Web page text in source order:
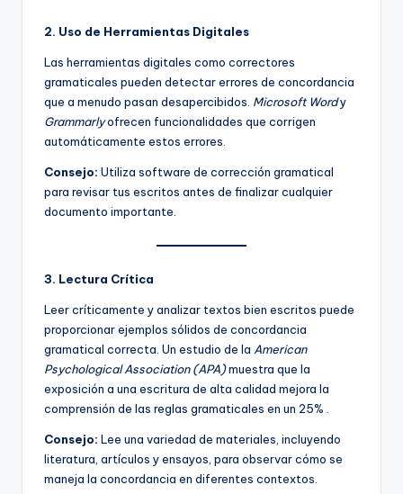
2. Uso de Herramientas Digitales
Las herramientas digitales como correctores
gramaticales pueden detectar errores de concordancia
que a menudo pasan desapercibidos. Microsoft Wordy
Grammarlyofrecen funcionalidades que corrigen
automáticamente estos errores.
Consejo: Utiliza software de corrección gramatical
para revisar tus escritos antes de finalizar cualquier
documento importante.
3. Lectura Crítica
Leer críticamente y analizar textos bien escritos puede
proporcionar ejemplos sólidos de concordancia
gramatical correcta. Un estudio de la American
Psychological Association (APA)muestra que la
exposición a una escritura de alta calidad mejora la
comprensión de las reglas gramaticales en un 25% .
Consejo: Lee una variedad de materiales, incluyendo
literatura, artículos y ensayos, para observar cómo se
maneja la concordancia en diferentes contextos.